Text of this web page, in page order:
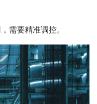
需要精准调控。